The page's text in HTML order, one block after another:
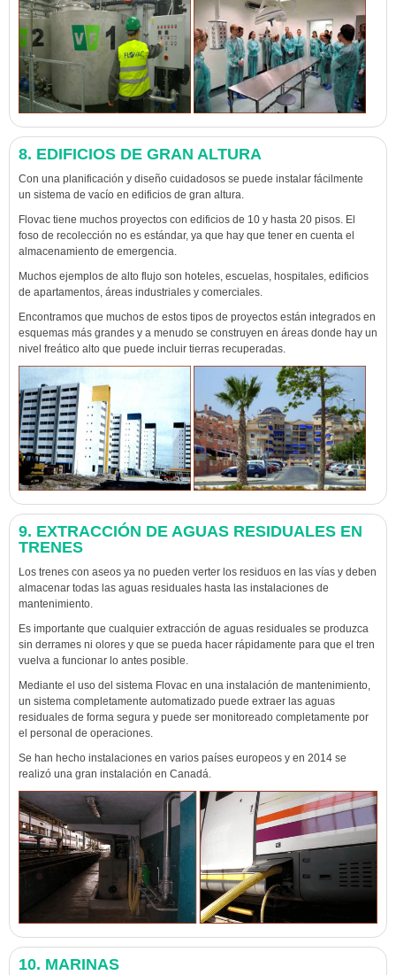
8. EDIFICIOS DE GRAN ALTURA
Con una planificación y diseño cuidadosos se puede instalar fácilmente
un sistema de vacío en edificios de gran altura.
Flovac tiene muchos proyectos con edificios de 10 y hasta 20 pisos. El
foso de recolección no es estándar, ya que hay que tener en cuenta el
almacenamiento de emergencia.
Muchos ejemplos de alto flujo son hoteles, escuelas, hospitales, edificios
de apartamentos, áreas industriales y comerciales.
Encontramos que muchos de estos tipos de proyectos están integrados en
esquemas más grandes y a menudo se construyen en áreas donde hay un
nivel freático alto que puede incluir tierras recuperadas.
9. EXTRACCIÓN DE AGUAS RESIDUALES EN
TRENES
Los trenes con aseos ya no pueden verter los residuos en las vías y deben
almacenar todas las aguas residuales hasta las instalaciones de
mantenimiento.
Es importante que cualquier extracción de aguas residuales se produzca
sin derrames ni olores y que se pueda hacer rápidamente para que el tren
vuelva a funcionar lo antes posible.
Mediante el uso del sistema Flovac en una instalación de mantenimiento,
un sistema completamente automatizado puede extraer las aguas
residuales de forma segura y puede ser monitoreado completamente por
el personal de operaciones.
Se han hecho instalaciones en varios países europeos y en 2014 se
realizó una gran instalación en Canadá.
10. MARINAS